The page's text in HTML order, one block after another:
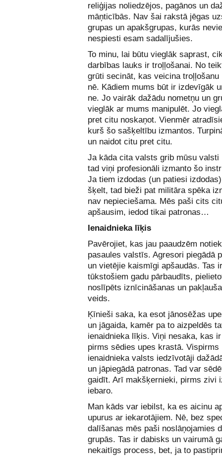
reliģijas noliedzējos, pagānos un
māņticībās. Nav šai rakstā jēgas
grupas un apakšgrupas, kurās
nespiesti esam sadalījušies.
To minu, lai būtu vieglāk saprast,
darbības lauks ir troļļošanai. No
grūti secināt, kas veicina troļļošanu
nē. Kādiem mums būt ir izdevīgāk
ne. Jo vairāk dažādu nometņu un
vieglāk ar mums manipulēt. Jo
pret citu noskaņot. Vienmēr
kurš šo sašķeltību izmantos.
un naidot citu pret citu.
Ja kāda cita valsts grib mūsu valsti
tad viņi profesionāli izmanto šo
Ja tiem izdodas (un patiesi
šķelt, tad bieži pat militāra spēka
nav nepieciešama. Mēs paši cits
apšausim, iedod tikai patronas…
Ienaidnieka līķis
Pavērojiet, kas jau paaudzēm
pasaules valstīs. Agresori piegādā
un vietējie kaismīgi apšaudās. Tas ir
tūkstošiem gadu pārbaudīts,
noslīpēts iznīcināšanas un
veids.
Ķīnieši saka, ka esot jānosēžas
un jāgaida, kamēr pa to aizpeldēs
ienaidnieka līķis. Viņi nesaka, kas
pirms sēdies upes krastā. Vispirms
ienaidnieka valsts iedzīvotāji
un jāpiegādā patronas. Tad var
gaidīt. Arī makšķernieki, pirms zivi
iebaro.
Man kāds var iebilst, ka es aicinu
upurus ar iekarotājiem. Nē, bez
dalīšanas mēs paši noslāņojamies
grupās. Tas ir dabisks un vairumā
nekaitīgs process, bet, ja to